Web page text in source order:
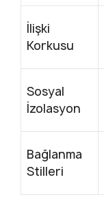
İlişki
Korkusu
Sosyal
İzolasyon
Bağlanma
Stilleri